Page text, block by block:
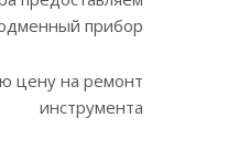
прибор
цену на ремонт
инструмента